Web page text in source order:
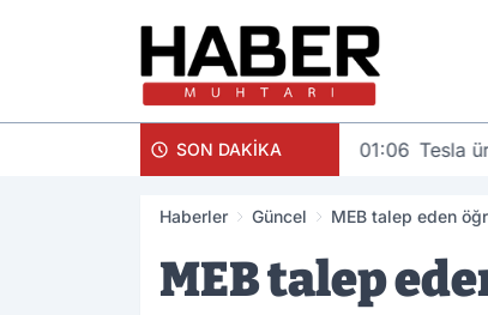
SON DAKİKA 01:06 Tesla
Haberler Güncel MEB talep eden
MEB talep